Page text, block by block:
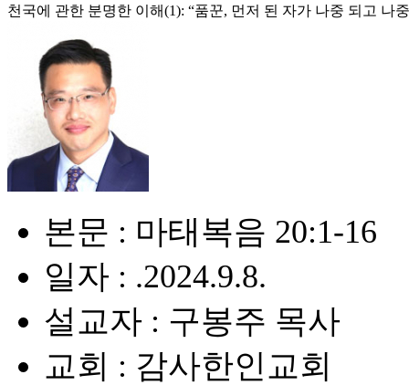
천국에 관한 분명한 이해(1): “품꾼, 먼저 된 자가 나중 되고 나
본문 : 마태복음 20:1-16
일자 : .2024.9.8.
설교자 : 구봉주 목사
교회 : 감사한인교회